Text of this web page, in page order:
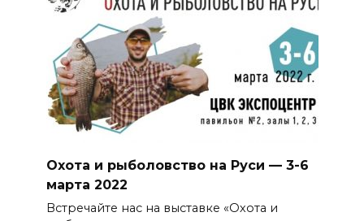
Охота и рыболовство на Руси — 3-6
марта 2022
Встречайте нас на выставке «Охота и